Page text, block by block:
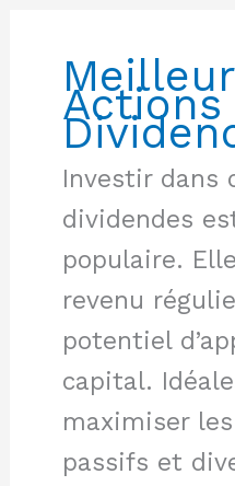
Actions
Investir dans
dividendes
populaire.
revenu
potentiel
capital.
maximiser
passifs et